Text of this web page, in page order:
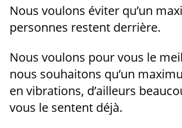
Nous voulons éviter qu’un
personnes restent derrière.
Nous voulons pour vous le
nous souhaitons qu’un
en vibrations, d’ailleurs
vous le sentent déjà.